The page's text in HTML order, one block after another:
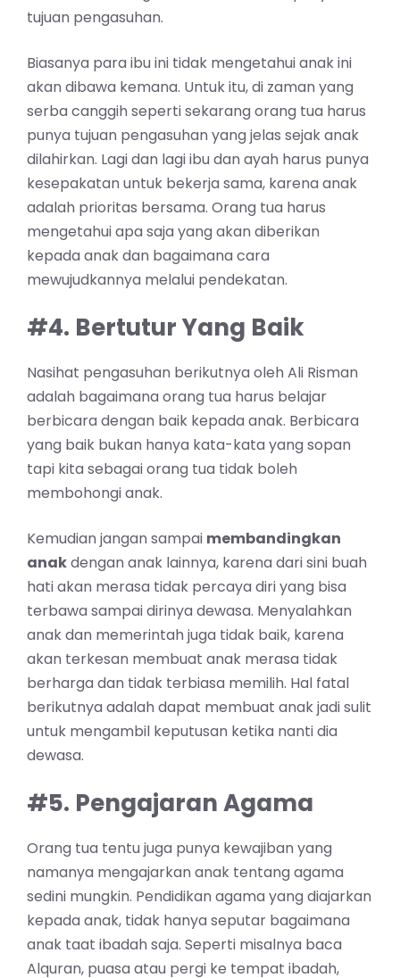
tujuan pengasuhan.
Biasanya para ibu ini tidak mengetahui anak ini
akan dibawa kemana. Untuk itu, di zaman yang
serba canggih seperti sekarang orang tua harus
punya tujuan pengasuhan yang jelas sejak anak
dilahirkan. Lagi dan lagi ibu dan ayah harus punya
kesepakatan untuk bekerja sama, karena anak
adalah prioritas bersama. Orang tua harus
mengetahui apa saja yang akan diberikan
kepada anak dan bagaimana cara
mewujudkannya melalui pendekatan.
#4. Bertutur Yang Baik
Nasihat pengasuhan berikutnya oleh Ali Risman
adalah bagaimana orang tua harus belajar
berbicara dengan baik kepada anak. Berbicara
yang baik bukan hanya kata-kata yang sopan
tapi kita sebagai orang tua tidak boleh
membohongi anak.
Kemudian jangan sampai membandingkan
anakdengan anak lainnya, karena dari sini buah
hati akan merasa tidak percaya diri yang bisa
terbawa sampai dirinya dewasa. Menyalahkan
anak dan memerintah juga tidak baik, karena
akan terkesan membuat anak merasa tidak
berharga dan tidak terbiasa memilih. Hal fatal
berikutnya adalah dapat membuat anak jadi sulit
untuk mengambil keputusan ketika nanti dia
dewasa.
#5. Pengajaran Agama
Orang tua tentu juga punya kewajiban yang
namanya mengajarkan anak tentang agama
sedini mungkin. Pendidikan agama yang diajarkan
kepada anak, tidak hanya seputar bagaimana
anak taat ibadah saja. Seperti misalnya baca
Alquran, puasa atau pergi ke tempat ibadah,